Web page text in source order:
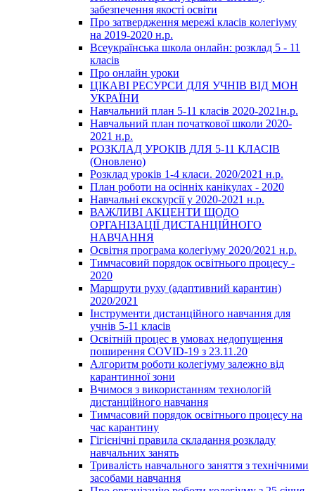
забезпечення якості освіти
Про затвердження мережі класів колегіуму
на 2019-2020 н.р.
Всеукраїнська школа онлайн: розклад 5 - 11
класів
Про онлайн уроки
ЦІКАВІ РЕСУРСИ ДЛЯ УЧНІВ ВІД МОН
УКРАЇНИ
Навчальний план 5-11 класів 2020-2021н.р.
Навчальний план початкової школи 2020-
2021 н.р.
РОЗКЛАД УРОКІВ ДЛЯ 5-11 КЛАСІВ
(Оновлено)
Розклад уроків 1-4 класи. 2020/2021 н.р.
План роботи на осінніх канікулах - 2020
Навчальні екскурсії у 2020-2021 н.р.
ВАЖЛИВІ АКЦЕНТИ ЩОДО
ОРГАНІЗАЦІЇ ДИСТАНЦІЙНОГО
НАВЧАННЯ
Освітня програма колегіуму 2020/2021 н.р.
Тимчасовий порядок освітнього процесу -
2020
Маршрути руху (адаптивний карантин)
2020/2021
Інструменти дистанційного навчання для
учнів 5-11 класів
Освітній процес в умовах недопущення
поширення COVID-19 з 23.11.20
Алгоритм роботи колегіуму залежно від
карантинної зони
Вчимося з використанням технологій
дистанційного навчання
Тимчасовий порядок освітнього процесу на
час карантину
Гігієнічні правила складання розкладу
навчальних занять
Тривалість навчального заняття з технічними
засобами навчання